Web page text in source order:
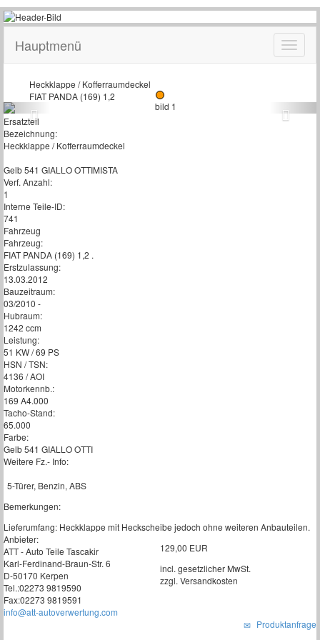
Hauptmenü
Heckklappe / Kofferraumdeckel
FIAT PANDA (169) 1,2
Ersatzteil
Bezeichnung:
Heckklappe / Kofferraumdeckel
Gelb 541 GIALLO OTTIMISTA
Verf. Anzahl:
1
Interne Teile-ID:
741
Fahrzeug
Fahrzeug:
FIAT PANDA (169) 1,2 .
Erstzulassung:
13.03.2012
Bauzeitraum:
03/2010 -
Hubraum:
1242 ccm
Leistung:
51 KW / 69 PS
HSN / TSN:
4136 / AOI
Motorkennb.:
169 A4.000
Tacho-Stand:
65.000
Farbe:
Gelb 541 GIALLO OTTI
Weitere Fz.- Info:
5-Türer, Benzin, ABS
Bemerkungen:
Lieferumfang: Heckklappe mit Heckscheibe jedoch ohne weiteren Anbauteilen.
Anbieter:
ATT - Auto Teile Tascakir
Karl-Ferdinand-Braun-Str. 6
D-50170 Kerpen
Tel.:02273 9819590
Fax:02273 9819591
info@att-autoverwertung.com
129,00 EUR
incl. gesetzlicher MwSt.
zzgl. Versandkosten
Produktanfrage